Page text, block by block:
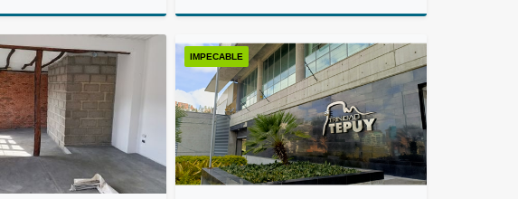
Alquiler
US$2,000
Venta
US$125,000
IMPECABLE